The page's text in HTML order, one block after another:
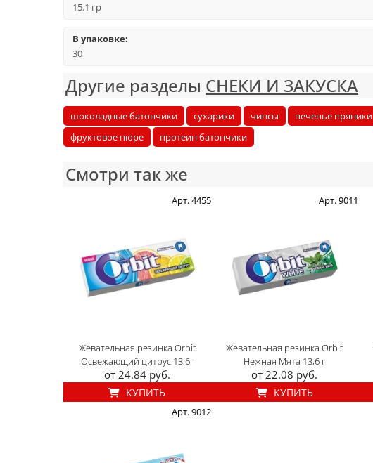
15.1 гр
В упаковке:
30
Другие разделы СНЕКИ И ЗАКУСКА
шоколадные батончики сухарики чипсы печенье пряники
фруктовое пюре
протеин батончики
Смотри так же
Арт. 4455
Жевательная резинка Orbit
Освежающий цитрус 13,6г
от 24.84 руб.
КУПИТЬ
Арт. 9011
Жевательная резинка Orbit
Нежная Мята 13,6 г
от 22.08 руб.
КУПИТЬ
Арт. 9012